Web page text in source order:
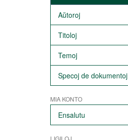
Aŭtoroj
Titoloj
Temoj
Specoj de dokumentoj
MIA KONTO
Ensalutu
LIGILOJ